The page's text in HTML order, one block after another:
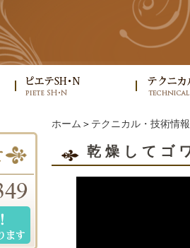
ホーム ＞ テクニカル・技術情報
乾燥してゴ